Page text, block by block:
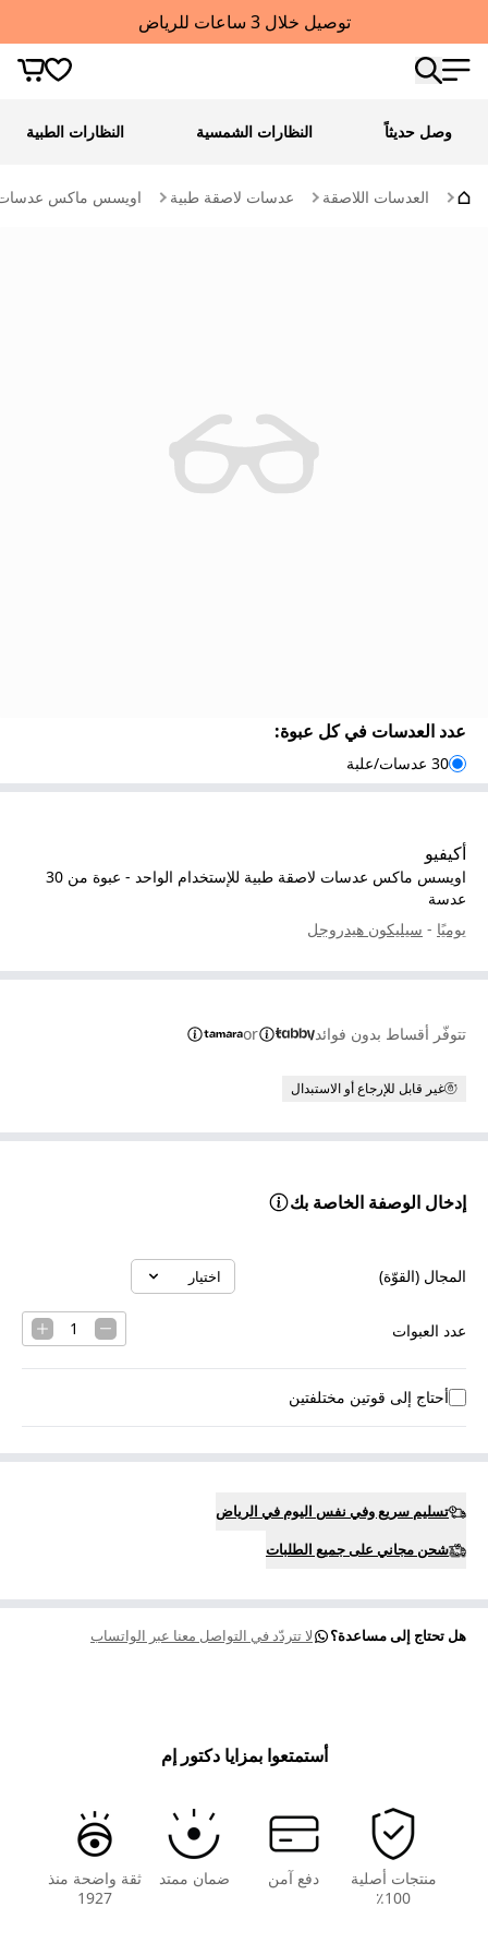
توصيل خلال 3 ساعات للرياض
وصل حديثاً النظارات الشمسية النظارات الطبية
العدسات اللاصقة عدسات لاصقة طبية اويسس ماكس عدسات
أكيفيو
اويسس ماكس عدسات لاصقة طبية للإستخدام الواحد - عبوة من 30
عدسة
يوميًا - سيليكون هيدروجل
تتوفّر أقساط بدون فوائد or
غير قابل للإرجاع أو الاستبدال
عدد العدسات في كل عبوة:
30 عدسات/علبة
إدخال الوصفة الخاصة بك
المجال (القوّة) Select option
اختيار
عدد العبوات 1
أحتاج إلى قوتين مختلفتين
تسليم سريع وفي نفس اليوم في الرياض
شحن مجاني على جميع الطلبات
هل تحتاج إلى مساعدة؟ لا تتردّد في التواصل معنا عبر الواتساب
أستمتعوا بمزايا دكتور إم
منتجات أصلية
100٪
دفع آمن ضمان ممتد
ثقة واضحة منذ
1927